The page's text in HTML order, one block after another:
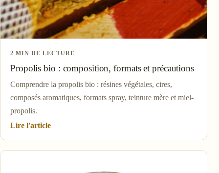
2 MIN DE LECTURE
Propolis bio : composition, formats et précautions
Comprendre la propolis bio : résines végétales, cires,
composés aromatiques, formats spray, teinture mère et miel-
propolis.
Lire l'article